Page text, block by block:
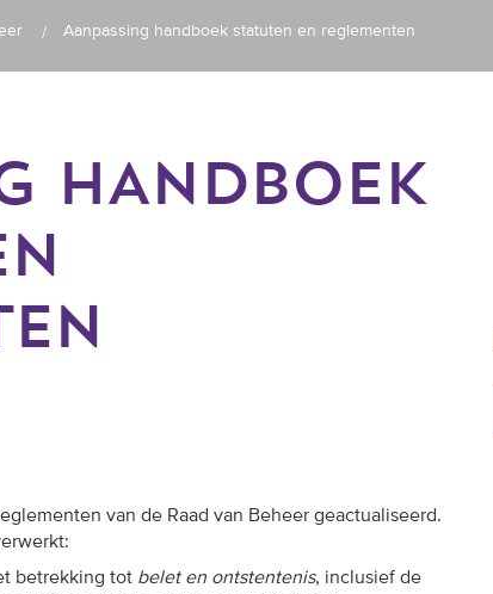
Aanpassing handboek statuten en reglementen
HANDBOEK
van de Raad van Beheer geactualiseerd.
betrekking tot belet en ontstentenis, inclusief de